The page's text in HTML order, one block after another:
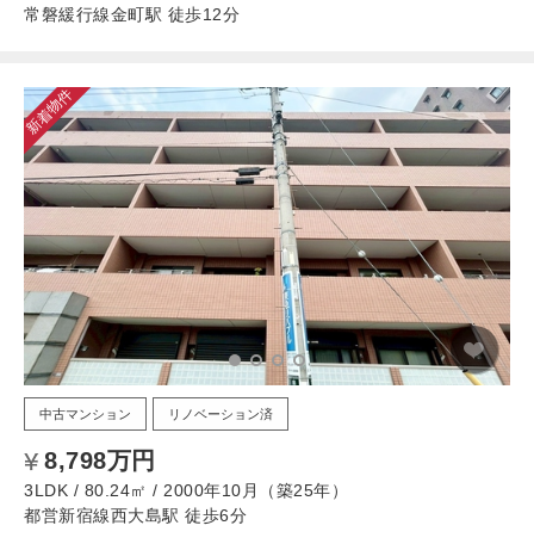
常磐緩行線金町駅 徒歩12分
新着物件
中古マンション リノベーション済
8,798万円
3LDK / 80.24㎡ / 2000年10月（築25年）
都営新宿線西大島駅 徒歩6分